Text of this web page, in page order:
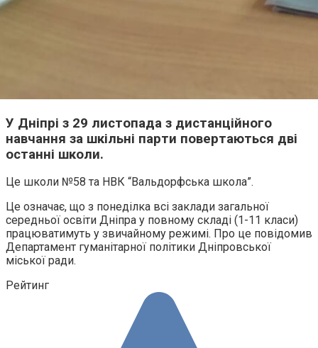
У Дніпрі з 29 листопада з дистанційного
навчання за шкільні парти повертаються дві
останні школи.
Це школи №58 та НВК “Вальдорфська школа”.
Це означає, що з понеділка всі заклади загальної
середньої освіти Дніпра у повному складі (1-11 класи)
працюватимуть у звичайному режимі. Про це повідомив
Департамент гуманітарної політики Дніпровської
міської ради.
Рейтинг